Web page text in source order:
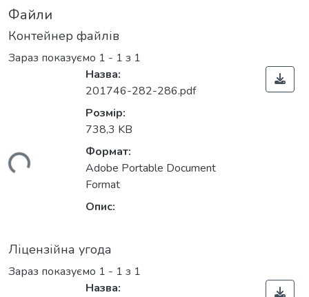
Файли
Контейнер файлів
Зараз показуємо 1 - 1 з 1
Назва:
201746-282-286.pdf
Розмір:
738,3 KB
Формат:
Adobe Portable Document
Format
Опис:
Ліцензійна угода
Зараз показуємо 1 - 1 з 1
Назва: